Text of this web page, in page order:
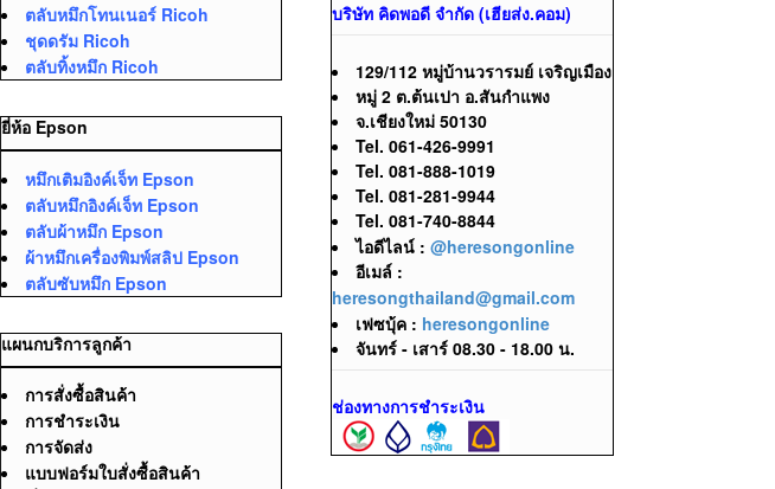
ตลับหมึกโทนเนอร์ Ricoh
ชุดดรัม Ricoh
ตลับทิ้งหมึก Ricoh
ยี่ห้อ Epson
หมึกเติมอิงค์เจ็ท Epson
ตลับหมึกอิงค์เจ็ท Epson
ตลับผ้าหมึก Epson
ผ้าหมึกเครื่องพิมพ์สลิป Epson
ตลับซับหมึก Epson
แผนกบริการลูกค้า
การสั่งซื้อสินค้า
การชำระเงิน
การจัดส่ง
แบบฟอร์มใบสั่งซื้อสินค้า
บริษัท คิดพอดี จำกัด (เฮียส่ง.คอม)
129/112 หมู่บ้านวรารมย์ เจริญเมือง
หมู่ 2 ต.ต้นเปา อ.สันกำแพง
จ.เชียงใหม่ 50130
Tel. 061-426-9991
Tel. 081-888-1019
Tel. 081-281-9944
Tel. 081-740-8844
ไอดีไลน์ :@heresongonline
อีเมล์ :
heresongthailand@gmail.com
เฟซบุ้ค : heresongonline
จันทร์ - เสาร์ 08.30 - 18.00 น.
ช่องทางการชำระเงิน